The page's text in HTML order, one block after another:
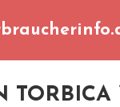
TORBICA